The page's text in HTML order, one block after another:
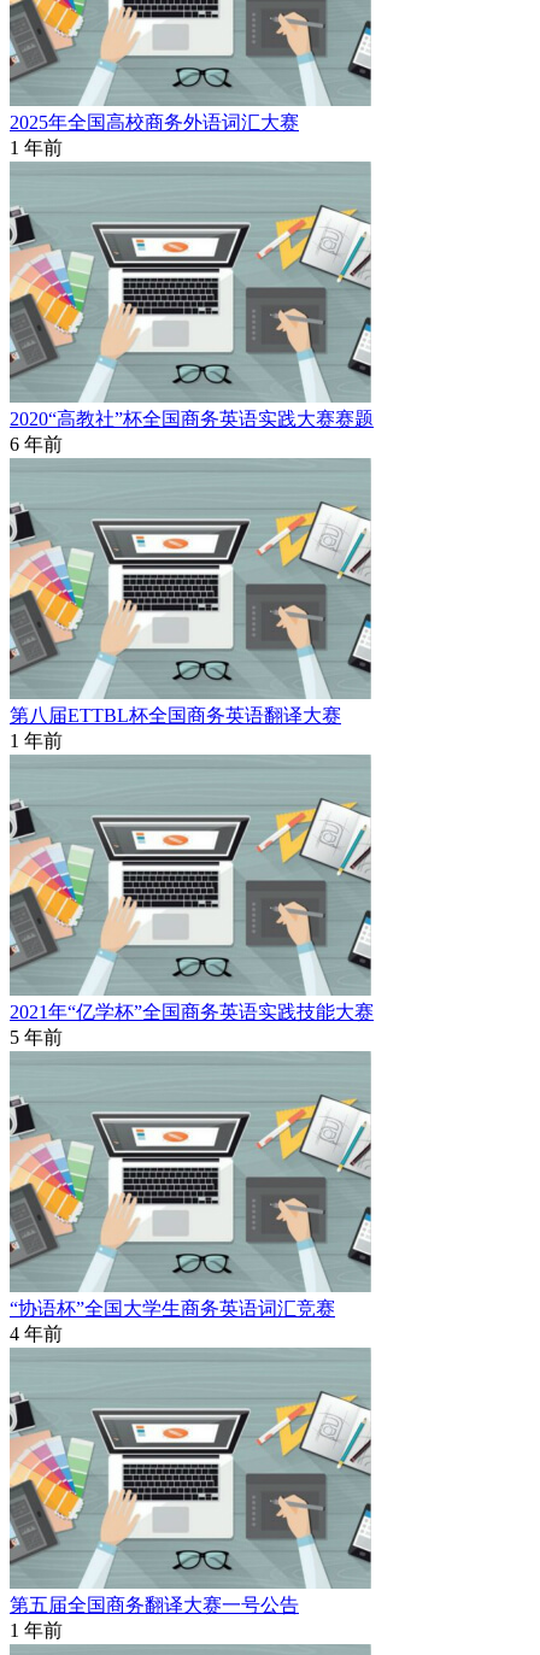
2025年全国高校商务外语词汇大赛
1 年前
2020“高教社”杯全国商务英语实践大赛赛题
6 年前
第八届ETTBL杯全国商务英语翻译大赛
1 年前
2021年“亿学杯”全国商务英语实践技能大赛
5 年前
“协语杯”全国大学生商务英语词汇竞赛
4 年前
第五届全国商务翻译大赛一号公告
1 年前